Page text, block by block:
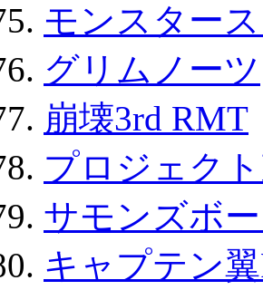
モンスター
グリムノーツ
崩壊3rd RMT
プロジェク
サモンズボ
キャプテン